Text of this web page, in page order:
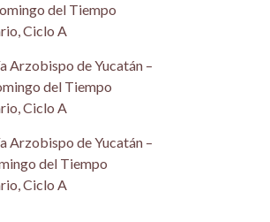
del Tiempo
Ciclo A
Arzobispo de Yucatán –
del Tiempo
Ciclo A
Arzobispo de Yucatán –
del Tiempo
Ciclo A